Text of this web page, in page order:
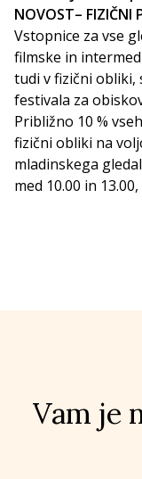
NOVOST– FIZIČNI
Vstopnice za vse
filmske in
tudi v fizični obliki,
festivala za
Približno 10 %
fizični obliki na
mladinskega
med 10.00 in
Vam je